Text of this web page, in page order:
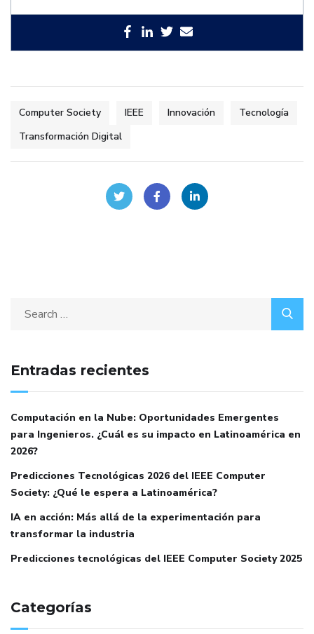
Computer Society IEEE Innovación
Tecnología
Transformación Digital
Entradas recientes
Computación en la Nube: Oportunidades Emergentes
para Ingenieros. ¿Cuál es su impacto en Latinoamérica en
2026?
Predicciones Tecnológicas 2026 del IEEE Computer
Society: ¿Qué le espera a Latinoamérica?
IA en acción: Más allá de la experimentación para
transformar la industria
Predicciones tecnológicas del IEEE Computer Society 2025
Categorías